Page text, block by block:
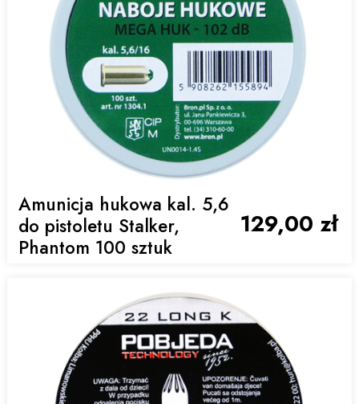
Amunicja hukowa kal. 5,6
do pistoletu Stalker,
Phantom 100 sztuk
129,00 zł